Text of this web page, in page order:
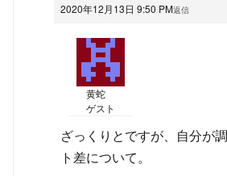
2020年12月13日 9:50 PM返信
黄蛇
ゲスト
ざっくりとですが、自分が
ト差について。